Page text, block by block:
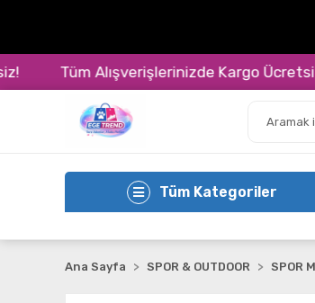
Tüm Alışverişlerinizde Kargo Ücretsiz!
Tüm Kategoriler
Ana Sayfa SPOR & OUTDOOR SPOR